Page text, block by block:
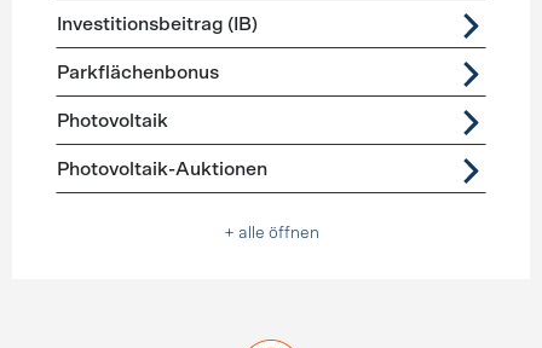
Investitionsbeitrag (IB)
Parkflächenbonus
Photovoltaik
Photovoltaik-Auktionen
+ alle öffnen